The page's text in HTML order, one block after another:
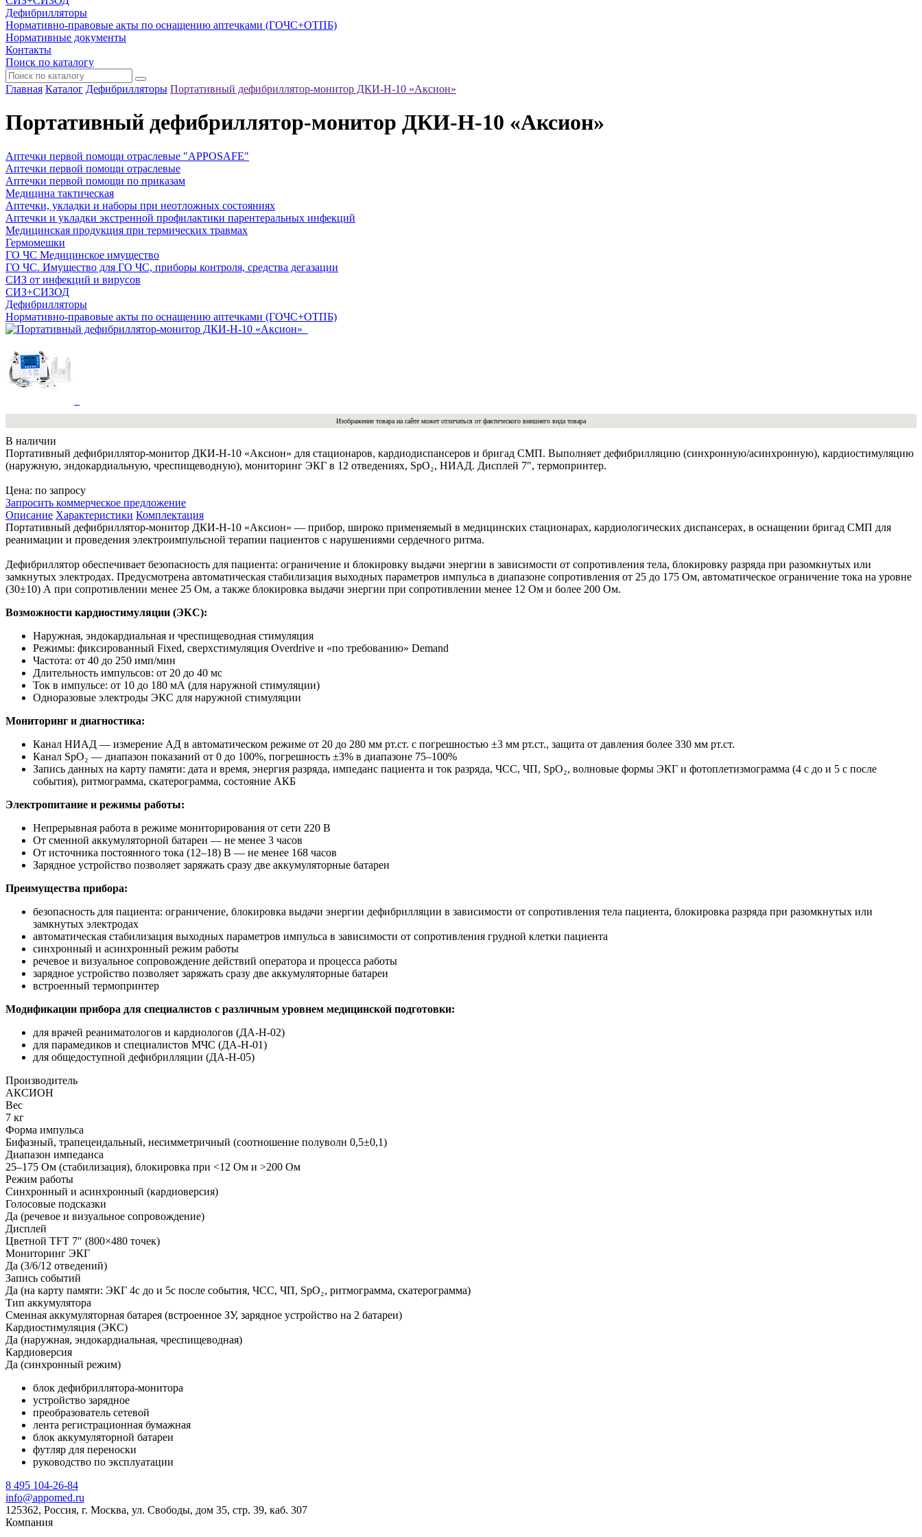
Дефибрилляторы
Нормативно-правовые акты по оснащению аптечками (ГОЧС+ОТПБ)
Нормативные документы
Контакты
Поиск по каталогу
Главная Каталог Дефибрилляторы Портативный дефибриллятор-монитор ДКИ-Н-10 «Аксион»
Портативный дефибриллятор-монитор ДКИ-Н-10 «Аксион»
Аптечки первой помощи отраслевые "APPOSAFE"
Аптечки первой помощи отраслевые
Аптечки первой помощи по приказам
Медицина тактическая
Аптечки, укладки и наборы при неотложных состояниях
Аптечки и укладки экстренной профилактики парентеральных инфекций
Медицинская продукция при термических травмах
Гермомешки
ГО ЧС Медицинское имущество
ГО ЧС. Имущество для ГО ЧС, приборы контроля, средства дегазации
СИЗ от инфекций и вирусов
СИЗ+СИЗОД
Дефибрилляторы
Нормативно-правовые акты по оснащению аптечками (ГОЧС+ОТПБ)
Изображение товара на сайте может отличаться от фактического внешнего вида товара
В наличии
Портативный дефибриллятор-монитор ДКИ-Н-10 «Аксион» для стационаров, кардиодиспансеров и бригад СМП. Выполняет дефибрилляцию (синхронную/асинхронную), кардиостимуляцию
(наружную, эндокардиальную, чреспищеводную), мониторинг ЭКГ в 12 отведениях, SpO₂, НИАД. Дисплей 7″, термопринтер.
Цена: по запросу
Запросить коммерческое предложение
Описание Характеристики Комплектация
Портативный дефибриллятор-монитор ДКИ-Н-10 «Аксион» — прибор, широко применяемый в медицинских стационарах, кардиологических диспансерах, в оснащении бригад СМП для
реанимации и проведения электроимпульсной терапии пациентов с нарушениями сердечного ритма.
Дефибриллятор обеспечивает безопасность для пациента: ограничение и блокировку выдачи энергии в зависимости от сопротивления тела, блокировку разряда при разомкнутых или
замкнутых электродах. Предусмотрена автоматическая стабилизация выходных параметров импульса в диапазоне сопротивления от 25 до 175 Ом, автоматическое ограничение тока на уровне
(30±10) А при сопротивлении менее 25 Ом, а также блокировка выдачи энергии при сопротивлении менее 12 Ом и более 200 Ом.
Возможности кардиостимуляции (ЭКС):
Наружная, эндокардиальная и чреспищеводная стимуляция
Режимы: фиксированный Fixed, сверхстимуляция Overdrive и «по требованию» Demand
Частота: от 40 до 250 имп/мин
Длительность импульсов: от 20 до 40 мс
Ток в импульсе: от 10 до 180 мА (для наружной стимуляции)
Одноразовые электроды ЭКС для наружной стимуляции
Мониторинг и диагностика:
Канал НИАД — измерение АД в автоматическом режиме от 20 до 280 мм рт.ст. с погрешностью ±3 мм рт.ст., защита от давления более 330 мм рт.ст.
Канал SpO₂ — диапазон показаний от 0 до 100%, погрешность ±3% в диапазоне 75–100%
Запись данных на карту памяти: дата и время, энергия разряда, импеданс пациента и ток разряда, ЧСС, ЧП, SpO₂, волновые формы ЭКГ и фотоплетизмограмма (4 с до и 5 с после
события), ритмограмма, скатерограмма, состояние АКБ
Электропитание и режимы работы:
Непрерывная работа в режиме мониторирования от сети 220 В
От сменной аккумуляторной батареи — не менее 3 часов
От источника постоянного тока (12–18) В — не менее 168 часов
Зарядное устройство позволяет заряжать сразу две аккумуляторные батареи
Преимущества прибора:
безопасность для пациента: ограничение, блокировка выдачи энергии дефибрилляции в зависимости от сопротивления тела пациента, блокировка разряда при разомкнутых или
замкнутых электродах
автоматическая стабилизация выходных параметров импульса в зависимости от сопротивления грудной клетки пациента
синхронный и асинхронный режим работы
речевое и визуальное сопровождение действий оператора и процесса работы
зарядное устройство позволяет заряжать сразу две аккумуляторные батареи
встроенный термопринтер
Модификации прибора для специалистов с различным уровнем медицинской подготовки:
для врачей реаниматологов и кардиологов (ДА-Н-02)
для парамедиков и специалистов МЧС (ДА-Н-01)
для общедоступной дефибрилляции (ДА-Н-05)
Производитель
АКСИОН
Вес
7 кг
Форма импульса
Бифазный, трапецеидальный, несимметричный (соотношение полуволн 0,5±0,1)
Диапазон импеданса
25–175 Ом (стабилизация), блокировка при <12 Ом и >200 Ом
Режим работы
Синхронный и асинхронный (кардиоверсия)
Голосовые подсказки
Да (речевое и визуальное сопровождение)
Дисплей
Цветной TFT 7″ (800×480 точек)
Мониторинг ЭКГ
Да (3/6/12 отведений)
Запись событий
Да (на карту памяти: ЭКГ 4с до и 5с после события, ЧСС, ЧП, SpO₂, ритмограмма, скатерограмма)
Тип аккумулятора
Сменная аккумуляторная батарея (встроенное ЗУ, зарядное устройство на 2 батареи)
Кардиостимуляция (ЭКС)
Да (наружная, эндокардиальная, чреспищеводная)
Кардиоверсия
Да (синхронный режим)
блок дефибриллятора-монитора
устройство зарядное
преобразователь сетевой
лента регистрационная бумажная
блок аккумуляторной батареи
футляр для переноски
руководство по эксплуатации
8 495 104-26-84
info@appomed.ru
125362, Россия, г. Москва, ул. Свободы, дом 35, стр. 39, каб. 307
Компания